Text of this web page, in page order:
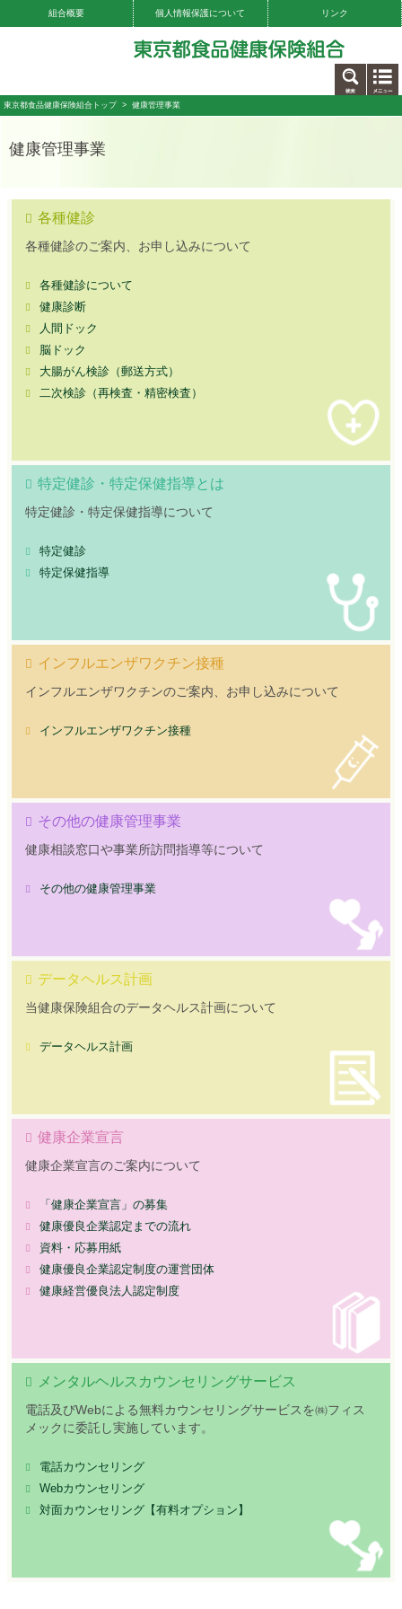
組合概要 個人情報保護について リンク
東京都食品健康保険組合トップ> 健康管理事業
健康管理事業
各種健診
各種健診のご案内、お申し込みについて
各種健診について
健康診断
人間ドック
脳ドック
大腸がん検診（郵送方式）
二次検診（再検査・精密検査）
特定健診・特定保健指導とは
特定健診・特定保健指導について
特定健診
特定保健指導
インフルエンザワクチン接種
インフルエンザワクチンのご案内、お申し込みについて
インフルエンザワクチン接種
その他の健康管理事業
健康相談窓口や事業所訪問指導等について
その他の健康管理事業
データヘルス計画
当健康保険組合のデータヘルス計画について
データヘルス計画
健康企業宣言
健康企業宣言のご案内について
「健康企業宣言」の募集
健康優良企業認定までの流れ
資料・応募用紙
健康優良企業認定制度の運営団体
健康経営優良法人認定制度
メンタルヘルスカウンセリングサービス
電話及びWebによる無料カウンセリングサービスを㈱フィス
メックに委託し実施しています。
電話カウンセリング
Webカウンセリング
対面カウンセリング【有料オプション】